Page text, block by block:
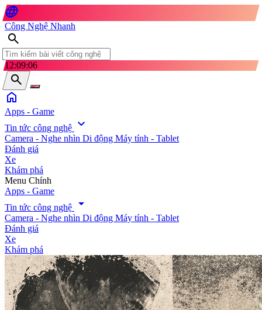
language
Công Nghệ Nhanh
search
12:09:07
search
home
Apps - Game
Tin tức công nghệ expand_more
Camera - Nghe nhìn Di động Máy tính - Tablet
Đánh giá
Xe
Khám phá
search
Menu Chính
Apps - Game
Tin tức công nghệ
arrow_drop_down
Camera - Nghe nhìn Di động Máy tính - Tablet
Đánh giá
Xe
Khám phá